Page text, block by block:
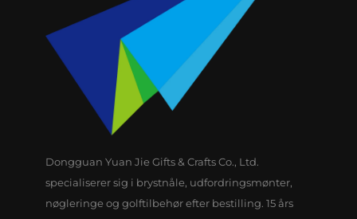
Dongguan Yuan Jie Gifts & Crafts Co., Ltd.
specialiserer sig i brystnåle, udfordringsmønter,
nøgleringe og golftilbehør efter bestilling. 15 års